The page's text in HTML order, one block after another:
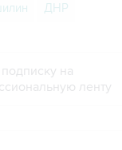
ДНР
подписку на
ленту